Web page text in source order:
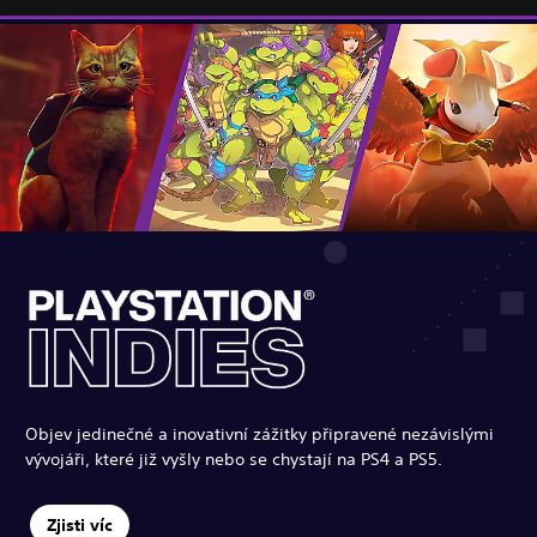
Objev jedinečné a inovativní zážitky připravené nezávislými
vývojáři, které již vyšly nebo se chystají na PS4 a PS5.
Zjisti víc